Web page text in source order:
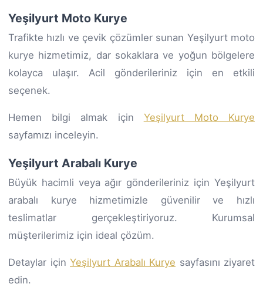
Yeşilyurt Moto Kurye
Trafikte hızlı ve çevik çözümler sunan Yeşilyurt moto
kurye hizmetimiz, dar sokaklara ve yoğun bölgelere
kolayca ulaşır. Acil gönderileriniz için en etkili
seçenek.
Hemen bilgi almak için Yeşilyurt Moto Kurye
sayfamızı inceleyin.
Yeşilyurt Arabalı Kurye
Büyük hacimli veya ağır gönderileriniz için Yeşilyurt
arabalı kurye hizmetimizle güvenilir ve hızlı
teslimatlar gerçekleştiriyoruz. Kurumsal
müşterilerimiz için ideal çözüm.
Detaylar için Yeşilyurt Arabalı Kurye sayfasını ziyaret
edin.